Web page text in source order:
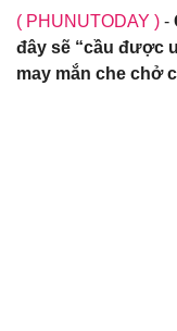
( PHUNUTODAY ) -
đây sẽ “cầu được
may mắn che chở